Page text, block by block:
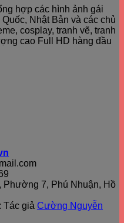
hợp các hình ảnh gái
Nhật Bản và các chủ
cosplay, tranh vẽ, tranh
cao Full HD hàng đầu
Phường 7, Phú Nhuận, Hồ
Tác giả Cường Nguyễn